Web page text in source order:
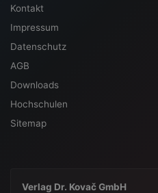
Kontakt
Impressum
Datenschutz
AGB
Downloads
Hochschulen
Sitemap
Verlag Dr. Kovač GmbH